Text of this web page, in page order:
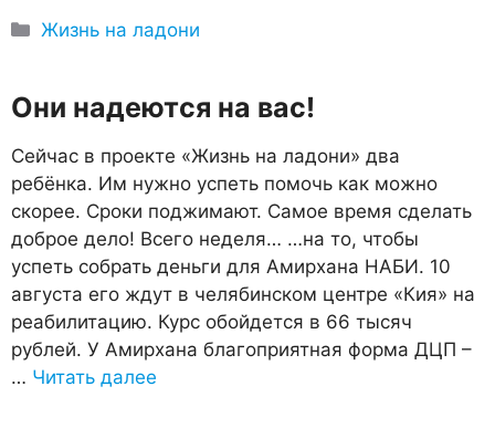
Рубрики
Жизнь на ладони
Они надеются на вас!
Сейчас в проекте «Жизнь на ладони» два
ребёнка. Им нужно успеть помочь как можно
скорее. Сроки поджимают. Самое время сделать
доброе дело! Всего неделя… …на то, чтобы
успеть собрать деньги для Амирхана НАБИ. 10
августа его ждут в челябинском центре «Кия» на
реабилитацию. Курс обойдется в 66 тысяч
рублей. У Амирхана благоприятная форма ДЦП –
… Читать далее